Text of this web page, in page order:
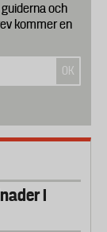
och
kommer en
i